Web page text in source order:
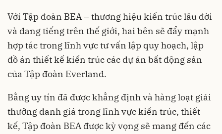
Với Tập đoàn BEA – thương hiệu kiến trúc lâu đời
và dang tiếng trên thế giới, hai bên sẽ đẩy mạnh
hợp tác trong lĩnh vực tư vấn lập quy hoạch, lập
đồ án thiết kế kiến trúc các dự án bất động sản
của Tập đoàn Everland.
Bằng uy tín đã được khẳng định và hàng loạt giải
thưởng danh giá trong lĩnh vực kiến trúc, thiết
kế, Tập đoàn BEA được kỳ vọng sẽ mang đến các